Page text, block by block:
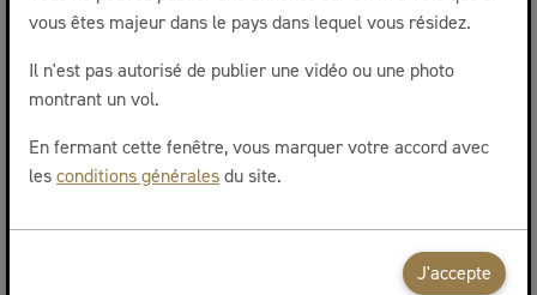
vous êtes majeur dans le pays dans lequel vous résidez.
Il n'est pas autorisé de publier une vidéo ou une photo
montrant un vol.
En fermant cette fenêtre, vous marquer votre accord avec
lesconditions généralesdu site.
J'accepte